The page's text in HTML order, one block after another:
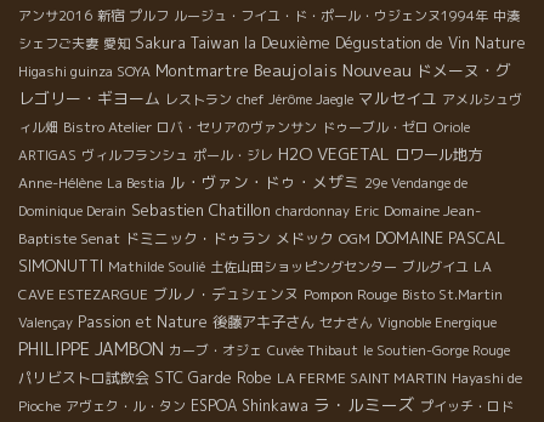
アンサ2016 新宿 プルフ ルージュ・フイユ・ド・ポール・ウジェンヌ1994年 中湊
シェフご夫妻 愛知 Sakura Taiwan la Deuxième Dégustation de Vin Nature
Higashi guinza SOYA Montmartre Beaujolais Nouveau ドメーヌ・グ
レゴリー・ギヨーム レストラン chef Jérôme Jaegle マルセイユ アメルシュヴ
ィル畑 Bistro Atelier ロバ・セリアのヴァンサン ドゥーブル・ゼロ Oriole
ARTIGAS ヴィルフランシュ ポール・ジレ H2O VEGETAL ロワール地方
Anne-Hélène La Bestia ル・ヴァン・ドゥ・メザミ 29e Vendange de
Dominique Derain Sebastien Chatillon chardonnay Eric Domaine Jean-
Baptiste Senat ドミニック・ドゥラン メドック OGM DOMAINE PASCAL
SIMONUTTI Mathilde Soulié 土佐山田ショッピングセンター ブルグイユ LA
CAVE ESTEZARGUE ブルノ・デュシェンヌ Pompon Rouge Bisto St.Martin
Valençay Passion et Nature 後藤アキ子さん セナさん Vignoble Energique
PHILIPPE JAMBON カーブ・オジェ Cuvée Thibaut le Soutien-Gorge Rouge
パリビストロ試飲会 STC Garde Robe LA FERME SAINT MARTIN Hayashi de
Pioche アヴェク・ル・タン ESPOA Shinkawa ラ・ルミーズ プイッチ・ロド